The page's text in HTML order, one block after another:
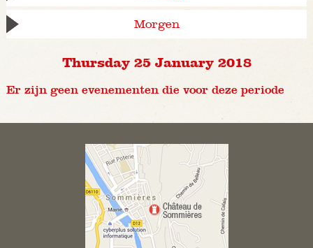
Morgen
Thursday 25 January 2018
Er zijn geen evenementen die voor deze periode